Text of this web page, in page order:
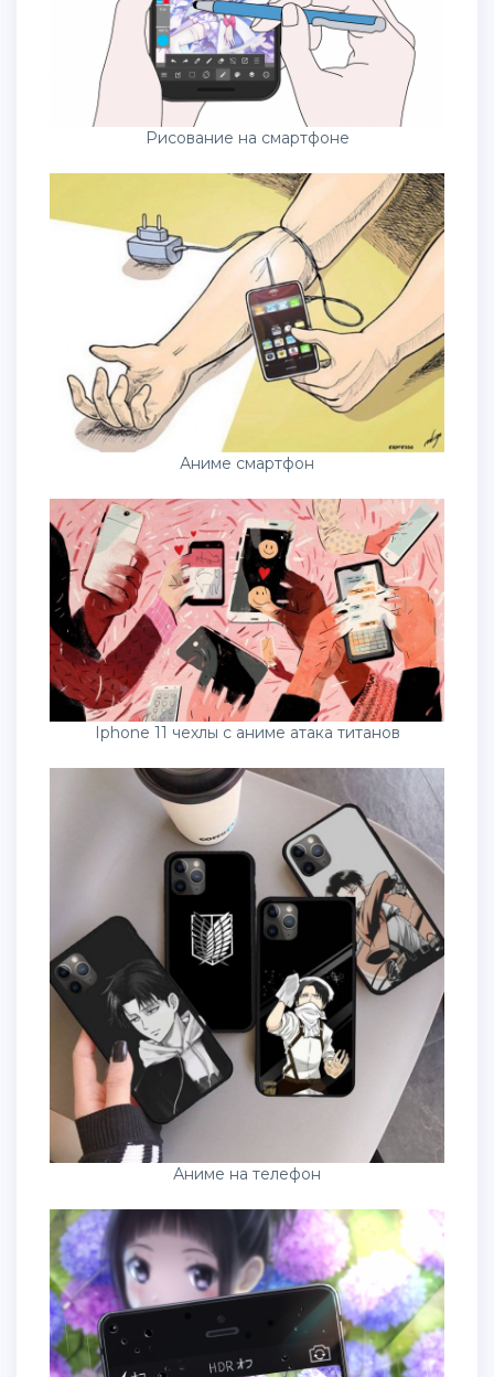
Рисование на смартфоне
Аниме смартфон
Iphone 11 чехлы с аниме атака титанов
Аниме на телефон